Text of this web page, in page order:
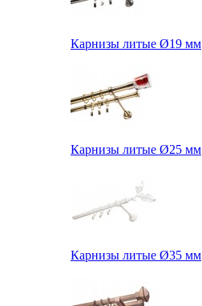
Карнизы литые Ø19 мм
Карнизы литые Ø25 мм
Карнизы литые Ø35 мм